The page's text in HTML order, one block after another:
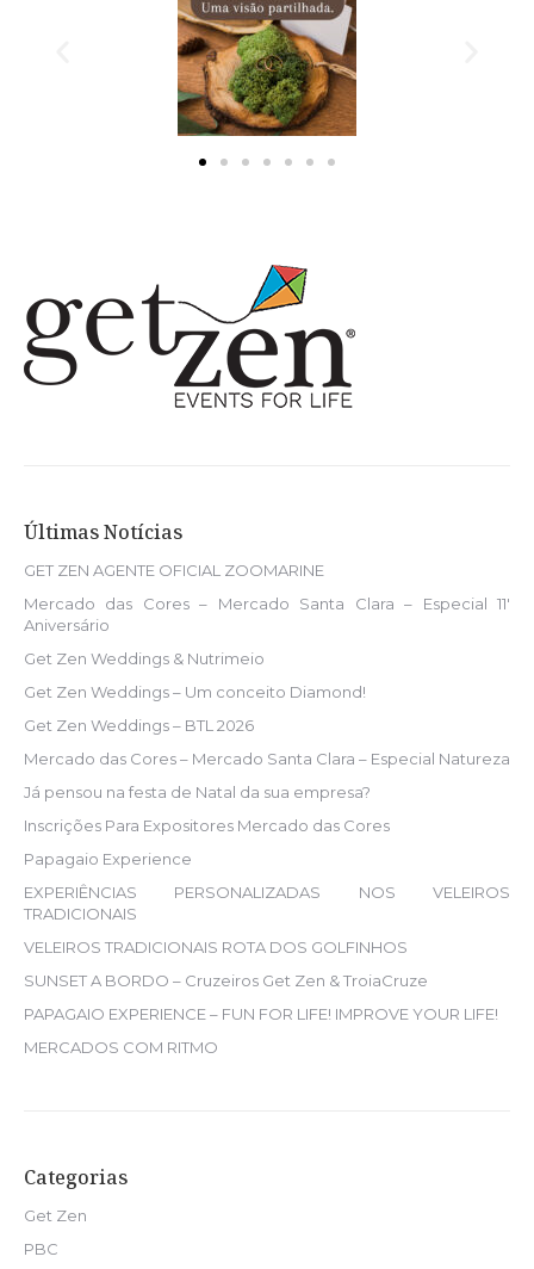
Últimas Notícias
GET ZEN AGENTE OFICIAL ZOOMARINE
Mercado das Cores – Mercado Santa Clara – Especial 11′
Aniversário
Get Zen Weddings & Nutrimeio
Get Zen Weddings – Um conceito Diamond!
Get Zen Weddings – BTL 2026
Mercado das Cores – Mercado Santa Clara – Especial Natureza
Já pensou na festa de Natal da sua empresa?
Inscrições Para Expositores Mercado das Cores
Papagaio Experience
EXPERIÊNCIAS PERSONALIZADAS NOS VELEIROS
TRADICIONAIS
VELEIROS TRADICIONAIS ROTA DOS GOLFINHOS
SUNSET A BORDO – Cruzeiros Get Zen & TroiaCruze
PAPAGAIO EXPERIENCE – FUN FOR LIFE! IMPROVE YOUR LIFE!
MERCADOS COM RITMO
Categorias
Get Zen
PBC